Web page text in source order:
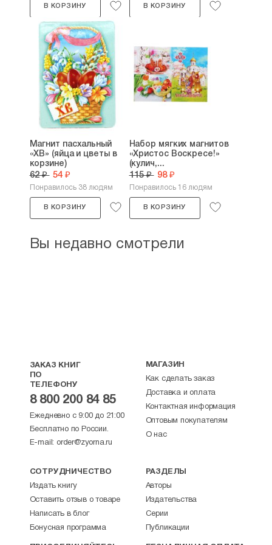
В КОРЗИНУ В КОРЗИНУ
Магнит пасхальный
«ХВ» (яйца и цветы в
корзине)
62 ₽ 54 ₽
Понравилось 38 людям
В КОРЗИНУ
Набор мягких магнитов
«Христос Воскресе!»
(кулич,...
115 ₽ 98 ₽
Понравилось 16 людям
В КОРЗИНУ
Вы недавно смотрели
ЗАКАЗ КНИГ
ПО
ТЕЛЕФОНУ
8 800 200 84 85
Ежедневно с 9:00 до 21:00
Бесплатно по России.
E-mail: order@zyorna.ru
МАГАЗИН
Как сделать заказ
Доставка и оплата
Контактная информация
Оптовым покупателям
О нас
СОТРУДНИЧЕСТВО
Издать книгу
Оставить отзыв о товаре
Написать в блог
Бонусная программа
РАЗДЕЛЫ
Авторы
Издательства
Серии
Публикации